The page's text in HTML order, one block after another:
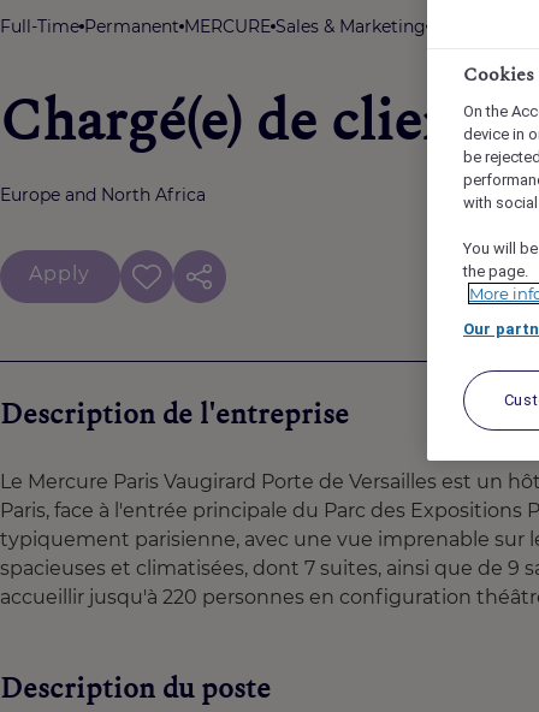
Full-Time Permanent MERCURE Sales & Marketing
Chargé(e) de
Europe and North Africa
Apply
Description de l'entreprise
Le Mercure Paris Vaugirard Porte de Versailles est un
Paris, face à l'entrée principale du Parc des
typiquement parisienne, avec une vue imprenable sur
spacieuses et climatisées, dont 7 suites, ainsi que de
accueillir jusqu'à 220 personnes en configuration
Description du poste
Cookies
On the
device in
be
with
You will
the page.
More
Our